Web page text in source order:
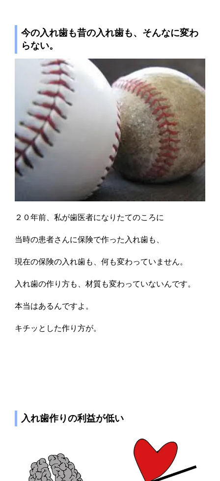
今の入れ歯も昔の入れ歯も、そんなに変わ
らない。
２０年前、私が歯医者になりたてのころに
当時の患者さんに保険で作った入れ歯も、
現在の保険の入れ歯も、何も変わっていません。
入れ歯の作り方も、材質も変わっていないんです。
本当はあるんですよ。
キチッとした作り方が。
入れ歯作りの利益が低い